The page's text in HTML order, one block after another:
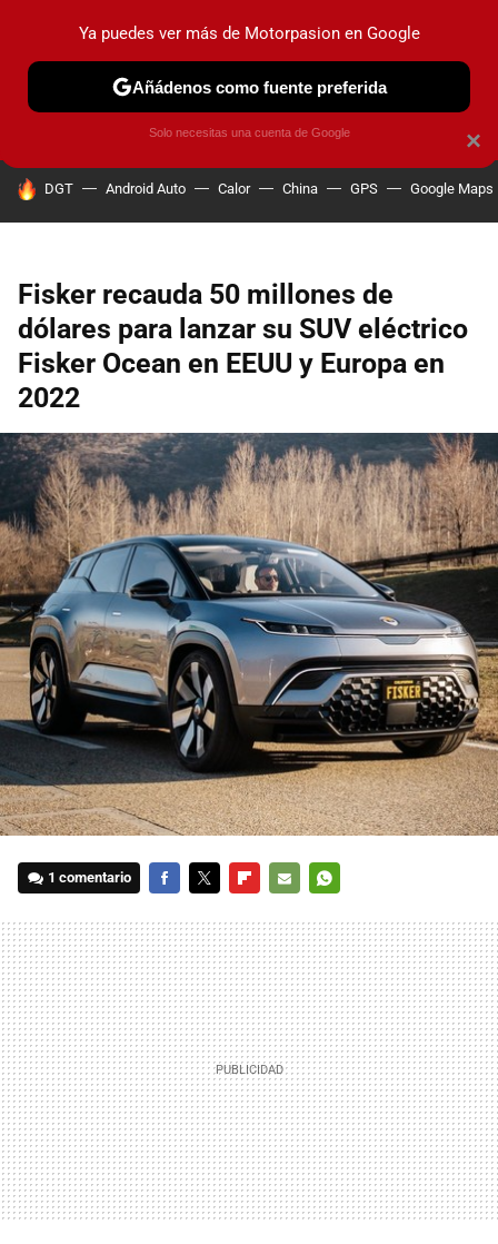
PRUEBAS COCHES ELÉCTRICOS OBSERVATORIO
HOY SE HABLA DE
DGT Android Auto Calor China GPS Google Maps
Fisker recauda 50 millones de
dólares para lanzar su SUV eléctrico
Fisker Ocean en EEUU y Europa en
2022
1 comentario
MAIL
×
Ya puedes ver más de Motorpasion en Google
Añádenos como fuente preferida
Solo necesitas una cuenta de Google